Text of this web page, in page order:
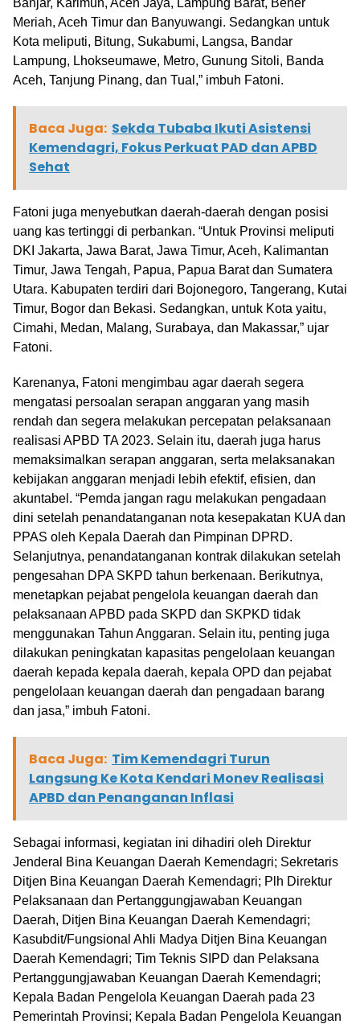
Banjar, Karimun, Aceh Jaya, Lampung Barat, Bener
Meriah, Aceh Timur dan Banyuwangi. Sedangkan untuk
Kota meliputi, Bitung, Sukabumi, Langsa, Bandar
Lampung, Lhokseumawe, Metro, Gunung Sitoli, Banda
Aceh, Tanjung Pinang, dan Tual,” imbuh Fatoni.
Baca Juga: Sekda Tubaba Ikuti Asistensi
Kemendagri, Fokus Perkuat PAD dan APBD
Sehat
Fatoni juga menyebutkan daerah-daerah dengan posisi
uang kas tertinggi di perbankan. “Untuk Provinsi meliputi
DKI Jakarta, Jawa Barat, Jawa Timur, Aceh, Kalimantan
Timur, Jawa Tengah, Papua, Papua Barat dan Sumatera
Utara. Kabupaten terdiri dari Bojonegoro, Tangerang, Kutai
Timur, Bogor dan Bekasi. Sedangkan, untuk Kota yaitu,
Cimahi, Medan, Malang, Surabaya, dan Makassar,” ujar
Fatoni.
Karenanya, Fatoni mengimbau agar daerah segera
mengatasi persoalan serapan anggaran yang masih
rendah dan segera melakukan percepatan pelaksanaan
realisasi APBD TA 2023. Selain itu, daerah juga harus
memaksimalkan serapan anggaran, serta melaksanakan
kebijakan anggaran menjadi lebih efektif, efisien, dan
akuntabel. “Pemda jangan ragu melakukan pengadaan
dini setelah penandatanganan nota kesepakatan KUA dan
PPAS oleh Kepala Daerah dan Pimpinan DPRD.
Selanjutnya, penandatanganan kontrak dilakukan setelah
pengesahan DPA SKPD tahun berkenaan. Berikutnya,
menetapkan pejabat pengelola keuangan daerah dan
pelaksanaan APBD pada SKPD dan SKPKD tidak
menggunakan Tahun Anggaran. Selain itu, penting juga
dilakukan peningkatan kapasitas pengelolaan keuangan
daerah kepada kepala daerah, kepala OPD dan pejabat
pengelolaan keuangan daerah dan pengadaan barang
dan jasa,” imbuh Fatoni.
Baca Juga: Tim Kemendagri Turun
Langsung Ke Kota Kendari Monev Realisasi
APBD dan Penanganan Inflasi
Sebagai informasi, kegiatan ini dihadiri oleh Direktur
Jenderal Bina Keuangan Daerah Kemendagri; Sekretaris
Ditjen Bina Keuangan Daerah Kemendagri; Plh Direktur
Pelaksanaan dan Pertanggungjawaban Keuangan
Daerah, Ditjen Bina Keuangan Daerah Kemendagri;
Kasubdit/Fungsional Ahli Madya Ditjen Bina Keuangan
Daerah Kemendagri; Tim Teknis SIPD dan Pelaksana
Pertanggungjawaban Keuangan Daerah Kemendagri;
Kepala Badan Pengelola Keuangan Daerah pada 23
Pemerintah Provinsi; Kepala Badan Pengelola Keuangan